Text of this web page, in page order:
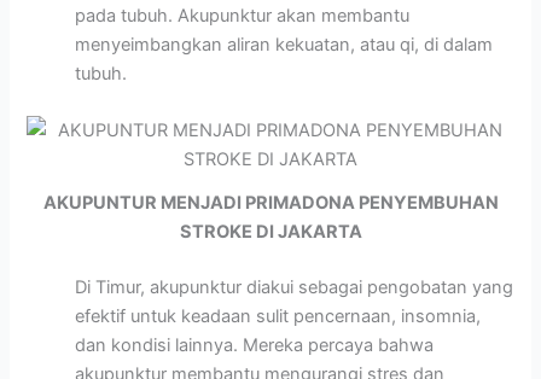
pada tubuh. Akupunktur akan membantu
menyeimbangkan aliran kekuatan, atau qi, di dalam
tubuh.
AKUPUNTUR MENJADI PRIMADONA PENYEMBUHAN
STROKE DI JAKARTA
Di Timur, akupunktur diakui sebagai pengobatan yang
efektif untuk keadaan sulit pencernaan, insomnia,
dan kondisi lainnya. Mereka percaya bahwa
akupunktur membantu mengurangi stres dan